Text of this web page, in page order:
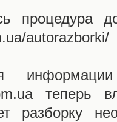
процедура
autorazborki/
теперь
разборку